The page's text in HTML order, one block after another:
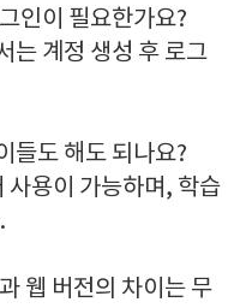
인이 필요한가요?
는 계정 생성 후 로그
들도 해도 되나요?
사용이 가능하며, 학습
웹 버전의 차이는 무